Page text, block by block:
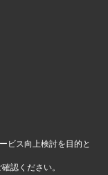
ビス向上検討を目的と
認ください。